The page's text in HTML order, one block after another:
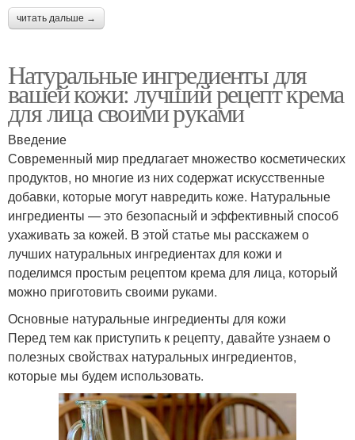
читать дальше →
Натуральные ингредиенты для
вашей кожи: лучший рецепт крема
для лица своими руками
Введение
Современный мир предлагает множество косметических
продуктов, но многие из них содержат искусственные
добавки, которые могут навредить коже. Натуральные
ингредиенты — это безопасный и эффективный способ
ухаживать за кожей. В этой статье мы расскажем о
лучших натуральных ингредиентах для кожи и
поделимся простым рецептом крема для лица, который
можно приготовить своими руками.
Основные натуральные ингредиенты для кожи
Перед тем как приступить к рецепту, давайте узнаем о
полезных свойствах натуральных ингредиентов,
которые мы будем использовать.